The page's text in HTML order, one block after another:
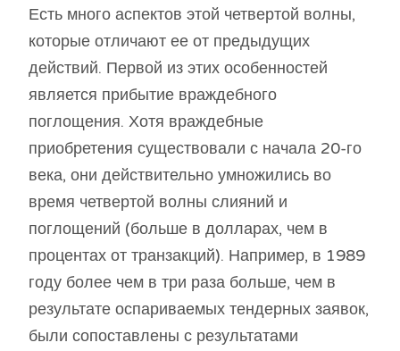
Есть много аспектов этой четвертой волны,
которые отличают ее от предыдущих
действий. Первой из этих особенностей
является прибытие враждебного
поглощения. Хотя враждебные
приобретения существовали с начала 20-го
века, они действительно умножились во
время четвертой волны слияний и
поглощений (больше в долларах, чем в
процентах от транзакций). Например, в 1989
году более чем в три раза больше, чем в
результате оспариваемых тендерных заявок,
были сопоставлены с результатами